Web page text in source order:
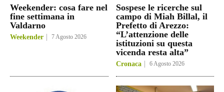
Weekender: cosa fare nel
fine settimana in
Valdarno
Weekender 7 Agosto 2026
Sospese le ricerche sul
campo di Miah Billal, il
Prefetto di Arezzo:
“L’attenzione delle
istituzioni su questa
vicenda resta alta”
Cronaca 6 Agosto 2026